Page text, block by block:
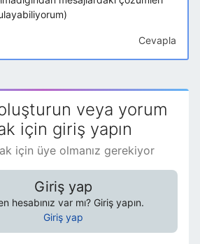
Cevapla
veya yorum
için giriş yapın
için üye olmanız gerekiyor
Giriş yap
hesabınız var mı? Giriş yapın.
Giriş yap